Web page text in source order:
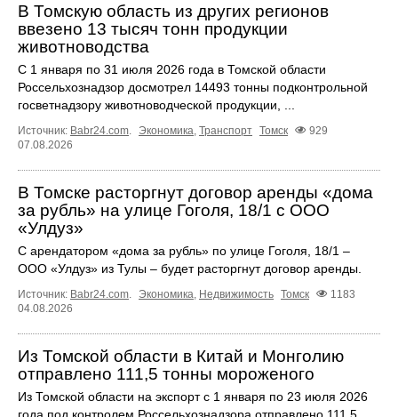
В Томскую область из других регионов
ввезено 13 тысяч тонн продукции
животноводства
С 1 января по 31 июля 2026 года в Томской области
Россельхознадзор досмотрел 14493 тонны подконтрольной
госветнадзору животноводческой продукции, ...
Источник: Babr24.com Экономика Транспорт Томск
929
07.08.2026
В Томске расторгнут договор аренды «дома
за рубль» на улице Гоголя, 18/1 с ООО
«Улдуз»
С арендатором «дома за рубль» по улице Гоголя, 18/1 –
ООО «Улдуз» из Тулы – будет расторгнут договор аренды.
Источник: Babr24.com. Экономика, Недвижимость Томск
1183
04.08.2026
Из Томской области в Китай и Монголию
отправлено 111,5 тонны мороженого
Из Томской области на экспорт с 1 января по 23 июля 2026